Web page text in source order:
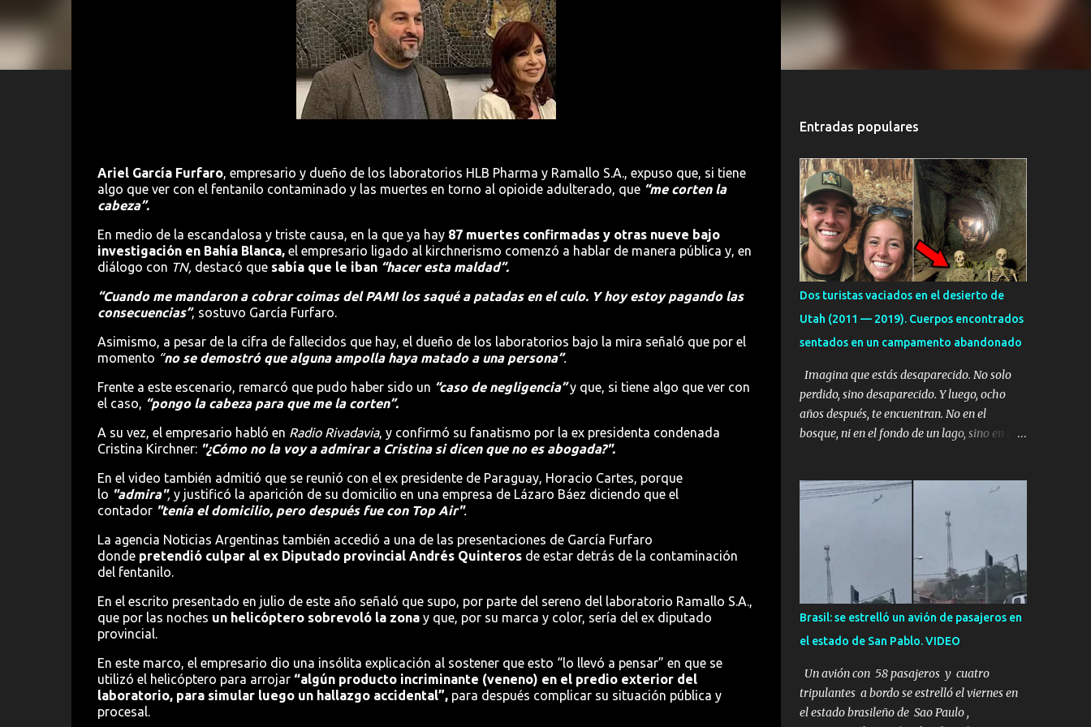
Ariel García Furfaro, empresario y dueño de los laboratorios HLB Pharma y Ramallo S.A., expuso que, si tiene
algo que ver con el fentanilo contaminado y las muertes en torno al opioide adulterado, que “me corten la
cabeza”.
En medio de la escandalosa y triste causa, en la que ya hay 87 muertes confirmadas y otras nueve bajo
investigación en Bahía Blanca, el empresario ligado al kirchnerismo comenzó a hablar de manera pública y, en
diálogo con TN, destacó que sabía que le iban “hacer esta maldad”.
“Cuando me mandaron a cobrar coimas del PAMI los saqué a patadas en el culo. Y hoy estoy pagando las
consecuencias”, sostuvo García Furfaro.
Asimismo, a pesar de la cifra de fallecidos que hay, el dueño de los laboratorios bajo la mira señaló que por el
momento “no se demostró que alguna ampolla haya matado a una persona”.
Frente a este escenario, remarcó que pudo haber sido un “caso de negligencia” y que, si tiene algo que ver con
el caso, “pongo la cabeza para que me la corten”.
A su vez, el empresario habló en Radio Rivadavia, y confirmó su fanatismo por la ex presidenta condenada
Cristina Kirchner: "¿Cómo no la voy a admirar a Cristina si dicen que no es abogada?".
En el video también admitió que se reunió con el ex presidente de Paraguay, Horacio Cartes, porque
lo "admira", y justificó la aparición de su domicilio en una empresa de Lázaro Báez diciendo que el
contador "tenía el domicilio, pero después fue con Top Air".
La agencia Noticias Argentinas también accedió a una de las presentaciones de García Furfaro
donde pretendió culpar al ex Diputado provincial Andrés Quinteros de estar detrás de la contaminación
del fentanilo.
En el escrito presentado en julio de este año señaló que supo, por parte del sereno del laboratorio Ramallo S.A.,
que por las noches un helicóptero sobrevoló la zonay que, por su marca y color, sería del ex diputado
provincial.
En este marco, el empresario dio una insólita explicación al sostener que esto “lo llevó a pensar” en que se
utilizó el helicóptero para arrojar “algún producto incriminante (veneno) en el predio exterior del
laboratorio, para simular luego un hallazgo accidental”,para después complicar su situación pública y
procesal.
Entradas populares
Dos turistas vaciados en el desierto de
Utah (2011 — 2019). Cuerpos encontrados
sentados en un campamento abandonado
Imagina que estás desaparecido. No solo
perdido, sino desaparecido. Y luego, ocho
años después, te encuentran. No en el
bosque, ni en el fondo de un lago, sino en una
querido. Parece que simplemente te has
quedado dormido, pero estás muerto, con los
huesos de las piernas rotos. Esta no es una
historia de monstruos de película. Esta es la
historia real de Sarah y Andrew. Es la
historia de cómo un viaje de tres días al
desierto se convirtió en un misterio de ocho
años, cuya respuesta resultó ser más
aterradora de lo que nadie podría haber
imaginado. Esta historia comenzó en 2011.
Sarah y Andrew eran una pareja normal de
Colorado. Ella tenía 26 años. Él, 28. No eran
Brasil: se estrelló un avión de pasajeros en
el estado de San Pablo. VIDEO
Un avión con 58 pasajeros y cuatro
tripulantes a bordo se estrelló el viernes en
el estado brasileño de Sao Paulo ,